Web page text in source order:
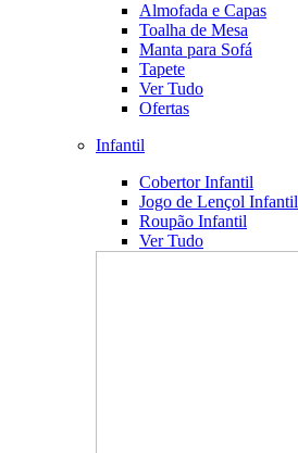
Almofada e Capas
Toalha de Mesa
Manta para Sofá
Tapete
Ver Tudo
Ofertas
Infantil
Cobertor Infantil
Jogo de Lençol Infantil
Roupão Infantil
Ver Tudo